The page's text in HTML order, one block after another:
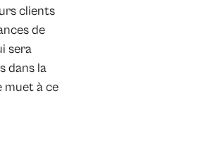
clients
de
sera
dans la
muet à ce